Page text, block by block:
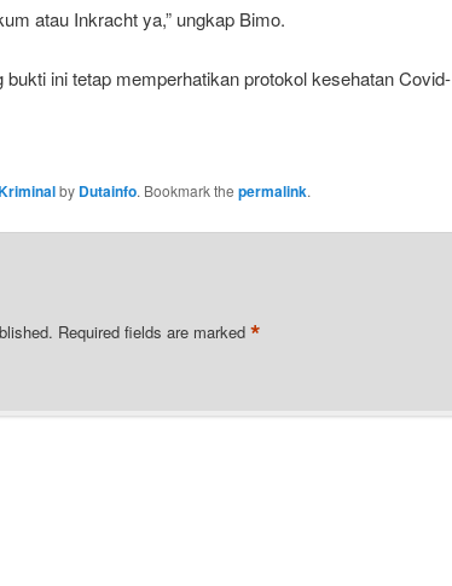
atau Inkracht ya,” ungkap Bimo.
bukti ini tetap memperhatikan protokol kesehatan Covid-
by Dutainfo. Bookmark the permalink.
Required fields are marked *